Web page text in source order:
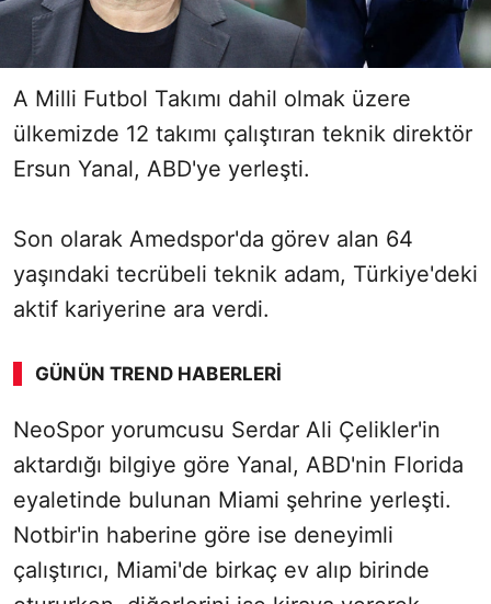
A Milli Futbol Takımı dahil olmak üzere
ülkemizde 12 takımı çalıştıran teknik direktör
Ersun Yanal, ABD'ye yerleşti.
Son olarak Amedspor'da görev alan 64
yaşındaki tecrübeli teknik adam, Türkiye'deki
aktif kariyerine ara verdi.
GÜNÜN TREND HABERLERI
00:01 / 08:43
Sesi Aç
NeoSpor yorumcusu Serdar Ali Çelikler'in
aktardığı bilgiye göre Yanal, ABD'nin Florida
eyaletinde bulunan Miami şehrine yerleşti.
Notbir'in haberine göre ise deneyimli
çalıştırıcı, Miami'de birkaç ev alıp birinde